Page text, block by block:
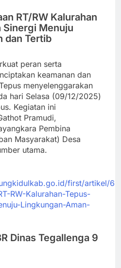
RT/RW Kalurahan
Sinergi Menuju
dan Tertib
peran serta
keamanan dan
menyelenggarakan
hari Selasa (09/12/2025)
Kegiatan ini
Pramudi,
Pembina
Masyarakat) Desa
utama.
first/artikel/
RW-Kalurahan-Tepus-
Lingkungan-Aman-
Dinas Tegallenga 9